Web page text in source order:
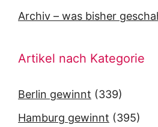
Archiv – was bisher
Artikel nach Kategorie
Berlin gewinnt (339)
Hamburg gewinnt (395)